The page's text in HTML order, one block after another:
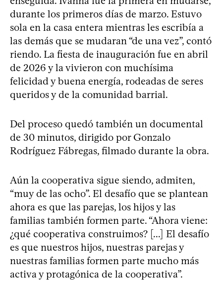
durante los primeros días de marzo. Estuvo
sola en la casa entera mientras les escribía a
las demás que se mudaran “de una vez”, contó
riendo. La fiesta de inauguración fue en abril
de 2026 y la vivieron con muchísima
felicidad y buena energía, rodeadas de seres
queridos y de la comunidad barrial.
Del proceso quedó también un documental
de 30 minutos, dirigido por Gonzalo
Rodríguez Fábregas, filmado durante la obra.
Aún la cooperativa sigue siendo, admiten,
“muy de las ocho”. El desafío que se plantean
ahora es que las parejas, los hijos y las
familias también formen parte. “Ahora viene:
¿qué cooperativa construimos? [...] El desafío
es que nuestros hijos, nuestras parejas y
nuestras familias formen parte mucho más
activa y protagónica de la cooperativa”.